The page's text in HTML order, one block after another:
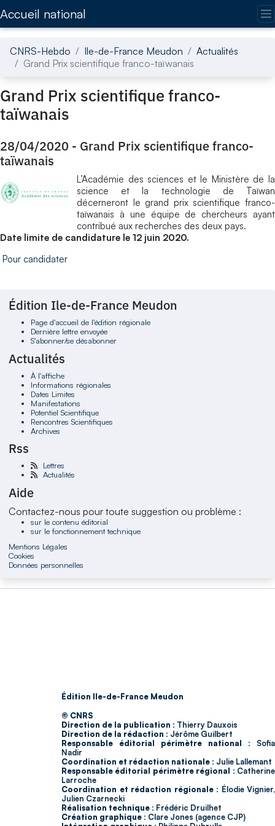
Accueil national
CNRS-Hebdo Ile-de-France Meudon
Actualités
Grand Prix scientifique franco-taïwanais
Grand Prix scientifique franco-
taïwanais
28/04/2020 - Grand Prix scientifique franco-
taïwanais
L’Académie des sciences et le Ministère de la
science et la technologie de Taïwan
décerneront le grand prix scientifique franco-
taïwanais à une équipe de chercheurs ayant
contribué aux recherches des deux pays.
Date limite de candidature le 12 juin 2020.
Pour candidater
Édition Ile-de-France Meudon
Page d'accueil de l'édition régionale
Dernière lettre envoyée
S'abonner/se désabonner
Actualités
À l'affiche
Informations régionales
Dates Limites
Manifestations
Potentiel Scientifique
Rencontres Scientifiques
Archives
Rss
Lettres
Actualités
Aide
Contactez-nous pour toute suggestion ou problème :
sur le contenu éditorial
sur le fonctionnement technique
Mentions Légales
Cookies
Données personnelles
Édition Ile-de-France Meudon
© CNRS
Direction de la publication : Thierry Dauxois
Direction de la rédaction : Jérôme Guilbert
Responsable éditorial périmètre national : Sofia
Nadir
Coordination et rédaction nationale : Julie Lallemant
Responsable éditorial périmètre régional : Catherine
Larroche
Coordination et rédaction régionale : Élodie Vignier,
Julien Czarnecki
Réalisation technique : Frédéric Druilhet
Création graphique : Clare Jones (agence CJP)